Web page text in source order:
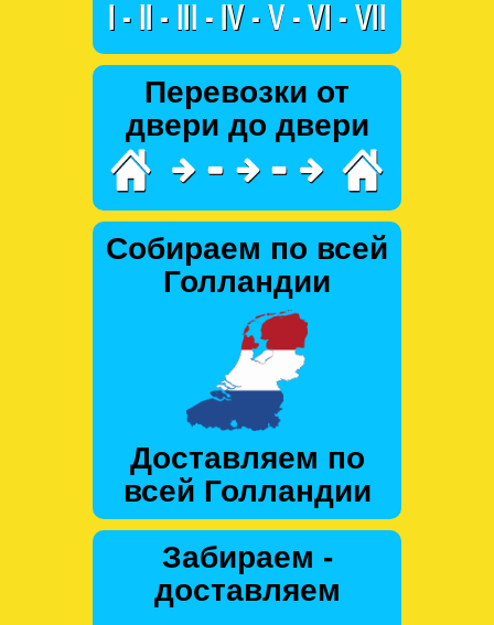
Перевозки от
двери до двери
Собираем по всей
Голландии
Доставляем по
всей Голландии
Забираем -
доставляем